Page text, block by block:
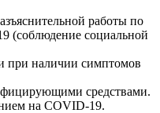
работы по
(соблюдение социальной
при наличии симптомов
средствами.
на COVID-19.